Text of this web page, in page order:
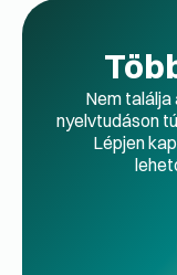
Nem
nyelvtudáson
Lépjen